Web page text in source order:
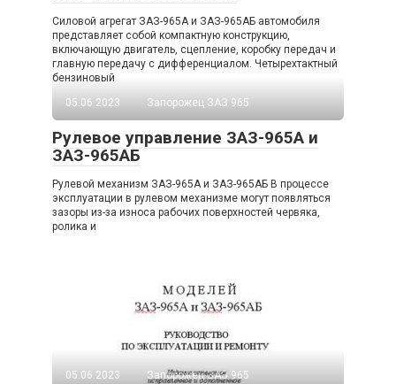
Силовой агрегат ЗАЗ-965А и ЗАЗ-965АБ автомобиля
представляет собой компактную конструкцию,
включающую двигатель, сцепление, коробку передач и
главную передачу с дифференциалом. Четырехтактный
бензиновый
05.06.2023
Запорожец ЗАЗ 965
Рулевое управление ЗАЗ-965А и
ЗАЗ-965АБ
Рулевой механизм ЗАЗ-965А и ЗАЗ-965АБ В процессе
эксплуатации в рулевом механизме могут появляться
зазоры из-за износа рабочих поверхностей червяка,
ролика и
05.06.2023 Запорожец ЗАЗ 965